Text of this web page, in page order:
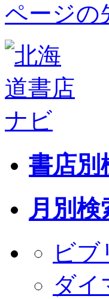
ページの
書店別
月別検
ビ
ダイ